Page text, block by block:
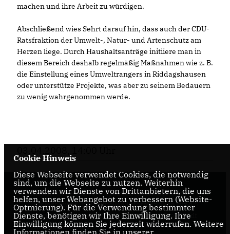
machen und ihre Arbeit zu würdigen.
Abschließend wies Sehrt darauf hin, dass auch der CDU-
Ratsfraktion der Umwelt-, Natur- und Artenschutz am
Herzen liege. Durch Haushaltsanträge initiiere man in
diesem Bereich deshalb regelmäßig Maßnahmen wie z. B.
die Einstellung eines Umweltrangers in Riddagshausen
oder unterstütze Projekte, was aber zu seinem Bedauern
zu wenig wahrgenommen werde.
Internetseite der CDU-Fraktion im Rat der Stadt
Braunschweig, mit aktuellen Informationen rund
um die Kommunalpolitik in der zweitgrößten Stadt
Niedersachsens.
Cookie Hinweis
Diese Webseite verwendet Cookies, die notwendig
sind, um die Webseite zu nutzen. Weiterhin
verwenden wir Dienste von Drittanbietern, die uns
helfen, unser Webangebot zu verbessern (Website-
Optmierung). Für die Verwendung bestimmter
Dienste, benötigen wir Ihre Einwilligung. Ihre
Einwilligung können Sie jederzeit widerrufen. Weitere
Informationen finden Sie in unserer